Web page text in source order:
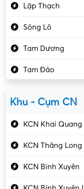
Kiểm soát chất
Kỹ sư cơ khí
Kỹ sư điện
Kỹ thuật cao
Kỹ thuật mạng – IT
Làm bán thời
Lập Thạch
Sông Lô
Tam Dương
Tam Đảo
Khu - Cụm CN
KCN Khai Quang
KCN Thăng Long
KCN Bình Xuyên